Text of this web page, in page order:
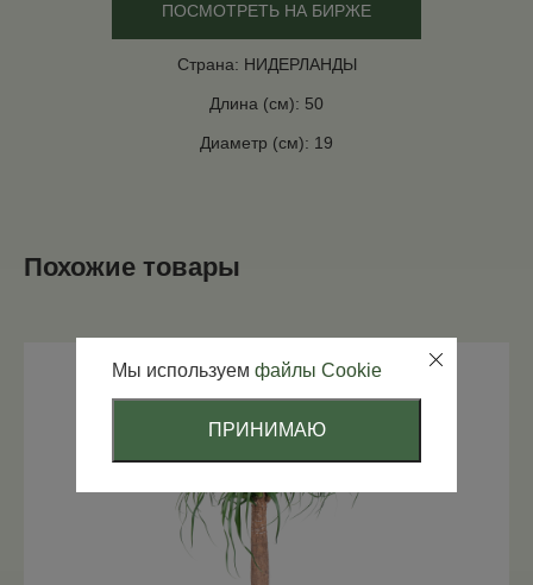
ПОСМОТРЕТЬ НА БИРЖЕ
Страна: НИДЕРЛАНДЫ
Длина (см): 50
Диаметр (см): 19
Похожие товары
Мы используем файлы Cookie
ПРИНИМАЮ